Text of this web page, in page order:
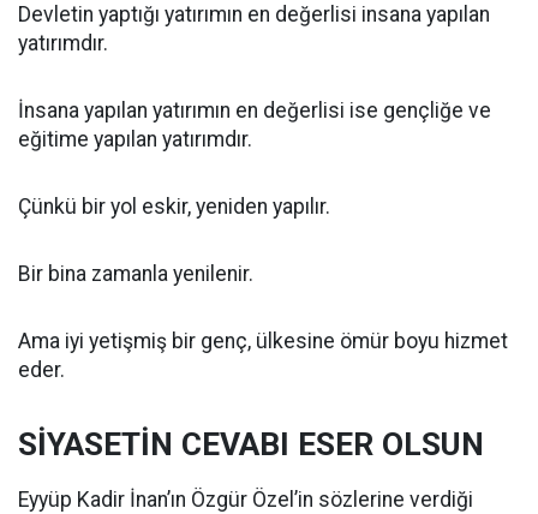
Devletin yaptığı yatırımın en değerlisi insana yapılan
yatırımdır.
İnsana yapılan yatırımın en değerlisi ise gençliğe ve
eğitime yapılan yatırımdır.
Çünkü bir yol eskir, yeniden yapılır.
Bir bina zamanla yenilenir.
Ama iyi yetişmiş bir genç, ülkesine ömür boyu hizmet
eder.
SİYASETİN CEVABI ESER OLSUN
Eyyüp Kadir İnan’ın Özgür Özel’in sözlerine verdiği